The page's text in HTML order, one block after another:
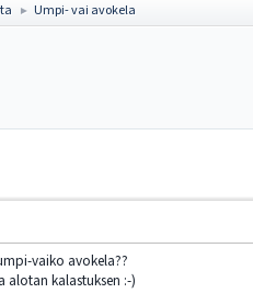
► Umpi- vai avokela
vaiko avokela??
kalastuksen :-)